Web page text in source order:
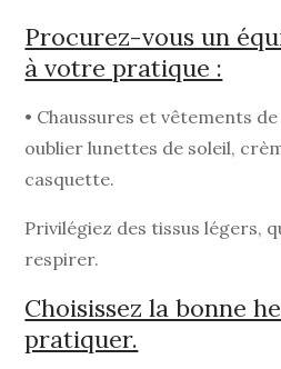
Procurez-vous un
à votre pratique :
• Chaussures et vêtements
oublier lunettes de soleil,
casquette.
Privilégiez des tissus légers,
respirer.
Choisissez la bonne
pratiquer.